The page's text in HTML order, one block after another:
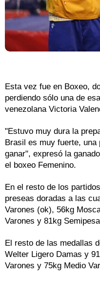
Esta vez fue en Boxeo,
perdiendo sólo una de
venezolana Victoria
"Estuvo muy dura la
Brasil es muy fuerte, una
ganar", expresó la
el boxeo Femenino.
En el resto de los
preseas doradas a las
Varones (ok), 56kg
Varones y 81kg
El resto de las medallas
Welter Ligero Damas y
Varones y 75kg Medio